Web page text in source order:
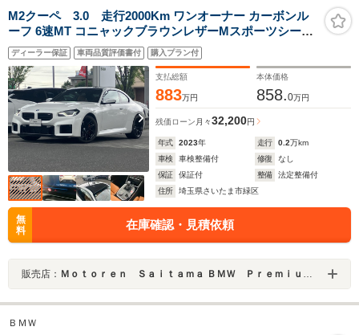
M2クーペ 3.0 走行2000Km ワンオーナー カーボンル
ーフ 6速MT コニャックブラウンレザーMスポーツシート
19/20インチアルミ M コンパウンドブレーキ(レッドキャ
リパー) Mシートベルト
ディーラー保証 車両品質評価書付 購入プラン付
支払総額
883万円
本体価格
858.0万円
残価ローン 月々32,200円
年式 2023年 走行 0.2万km
車検
車検整備付 修復
なし
保証
保証付 整備
法定整備付
住所
埼玉県さいたま市緑区
無
料
在庫確認・見積依頼
販売店： Ｍｏｔｏｒｅｎ Ｓａｉｔａｍａ ＢＭＷ Ｐｒｅｍｉｕｍ Ｓｅｌｅｃｔｉｏｎ 浦和美園
ＢＭＷ